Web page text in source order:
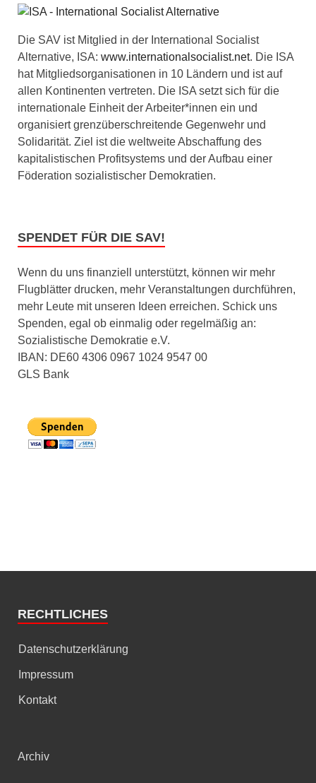
Die SAV ist Mitglied in der International Socialist
Alternative, ISA: www.internationalsocialist.net. Die ISA
hat Mitgliedsorganisationen in 10 Ländern und ist auf
allen Kontinenten vertreten. Die ISA setzt sich für die
internationale Einheit der Arbeiter*innen ein und
organisiert grenzüberschreitende Gegenwehr und
Solidarität. Ziel ist die weltweite Abschaffung des
kapitalistischen Profitsystems und der Aufbau einer
Föderation sozialistischer Demokratien.
SPENDET FÜR DIE SAV!
Wenn du uns finanziell unterstützt, können wir mehr
Flugblätter drucken, mehr Veranstaltungen durchführen,
mehr Leute mit unseren Ideen erreichen. Schick uns
Spenden, egal ob einmalig oder regelmäßig an:
Sozialistische Demokratie e.V.
IBAN: DE60 4306 0967 1024 9547 00
GLS Bank
RECHTLICHES
Datenschutzerklärung
Impressum
Kontakt
Archiv